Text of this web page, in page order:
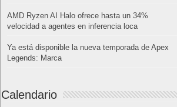
AMD Ryzen AI Halo ofrece hasta un 34%
velocidad a agentes en inferencia loca
Ya está disponible la nueva temporada de Apex
Legends: Marca
Calendario